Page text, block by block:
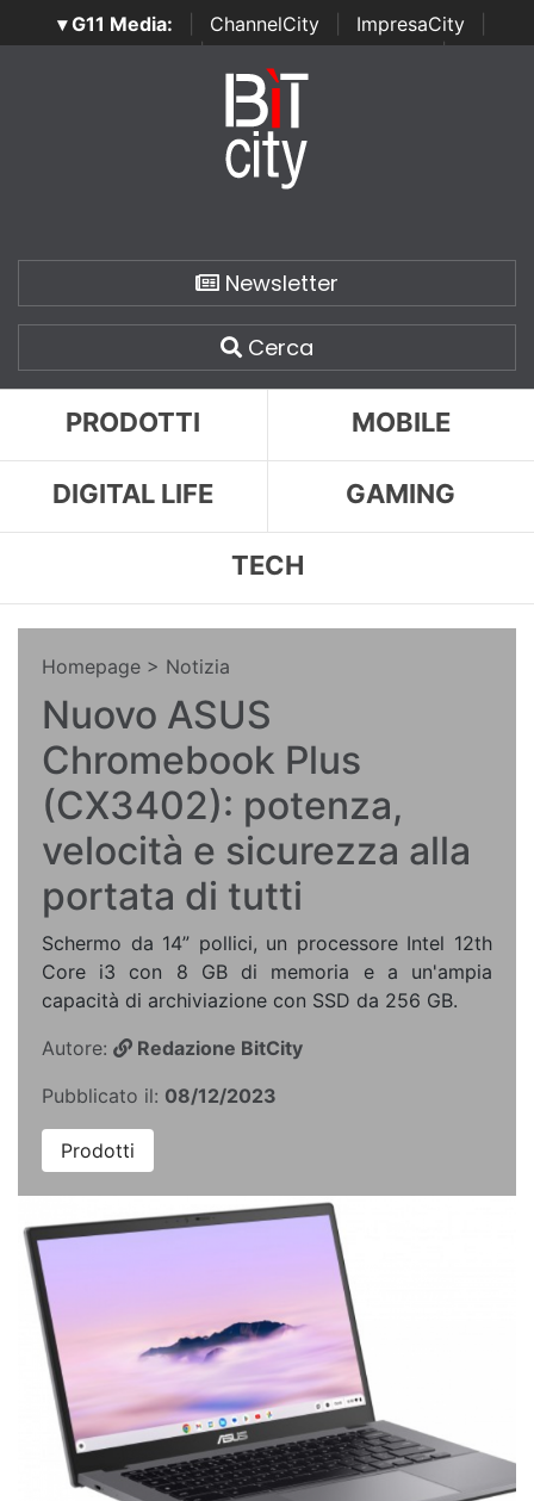
▾ G11 Media: ChannelCity ImpresaCity
SecurityOpenLab | Italian Channel Awards | Italian
Italian Security Awards
Newsletter
Cerca
PRODOTTI MOBILE
DIGITAL LIFE GAMING
TECH
Homepage > Notizia
Nuovo ASUS
Chromebook Plus
(CX3402): potenza,
velocità e sicurezza alla
portata di tutti
Schermo da 14” pollici, un processore Intel 12th
Core i3 con 8 GB di memoria e a un'ampia
capacità di archiviazione con SSD da 256 GB.
Autore:
Redazione BitCity
Pubblicato il: 08/12/2023
Prodotti